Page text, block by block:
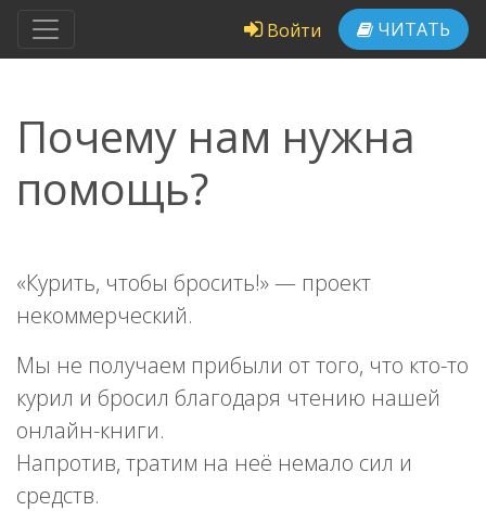
Войти ЧИТАТЬ
Почему нам нужна
помощь?
«Курить, чтобы бросить!» — проект
некоммерческий.
Мы не получаем прибыли от того, что кто-то
курил и бросил благодаря чтению нашей
онлайн-книги.
Напротив, тратим на неё немало сил и
средств.